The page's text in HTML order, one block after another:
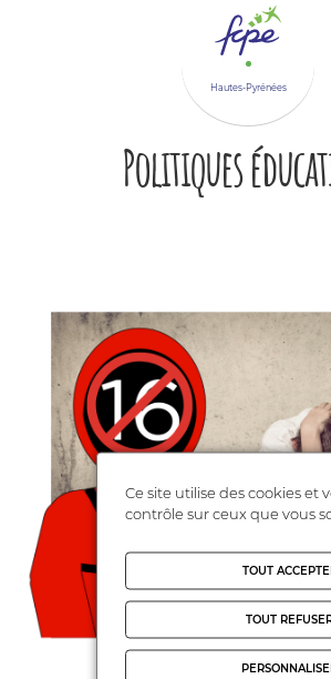
Hautes-Pyrénées
Politiques
Ce site utilise des cookies et
contrôle sur ceux que vous
TOUT
TOUT